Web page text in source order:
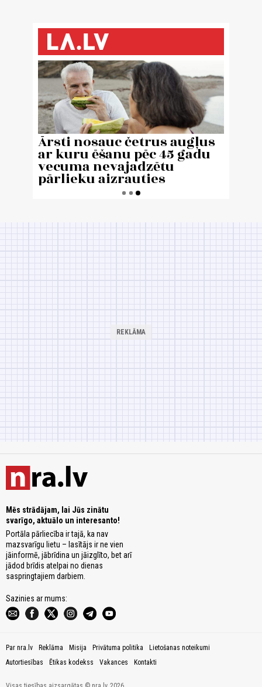
Mēs strādājam, lai Jūs zinātu
svarīgo, aktuālo un interesanto!
Portāla pārliecība ir tajā, ka nav
mazsvarīgu lietu – lasītājs ir ne vien
jāinformē, jābrīdina un jāizglīto, bet arī
jādod brīdis atelpai no dienas
saspringtajiem darbiem.
Sazinies ar mums:
Par nra.lv Reklāma Misija Privātuma politika
Lietošanas noteikumi
Autortiesības
Ētikas kodekss Vakances Kontakti